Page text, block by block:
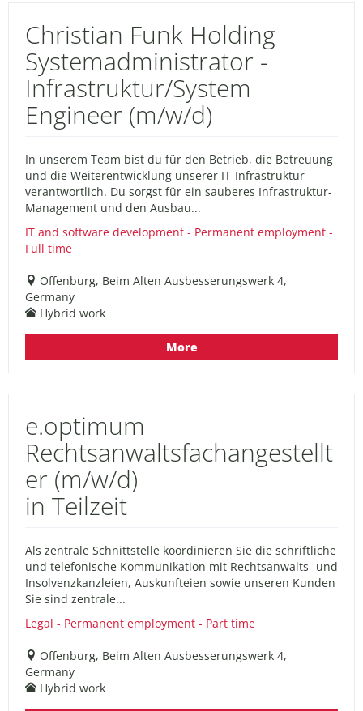
Christian Funk Holding
Systemadministrator -
Infrastruktur/System
Engineer (m/w/d)
In unserem Team bist du für den Betrieb, die Betreuung
und die Weiterentwicklung unserer IT-Infrastruktur
verantwortlich. Du sorgst für ein sauberes Infrastruktur-
Management und den Ausbau...
IT and software development - Permanent employment -
Full time
Offenburg, Beim Alten Ausbesserungswerk 4,
Germany
Hybrid work
More
e.optimum
Rechtsanwaltsfachangestellt
er (m/w/d)
in Teilzeit
Als zentrale Schnittstelle koordinieren Sie die schriftliche
und telefonische Kommunikation mit Rechtsanwalts- und
Insolvenzkanzleien, Auskunfteien sowie unseren Kunden
Sie sind zentrale...
Legal - Permanent employment - Part time
Offenburg, Beim Alten Ausbesserungswerk 4,
Germany
Hybrid work